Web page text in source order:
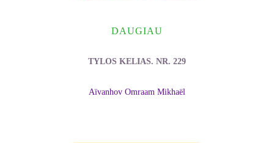
DAUGIAU
TYLOS KELIAS. NR. 229
Aïvanhov Omraam Mikhaël